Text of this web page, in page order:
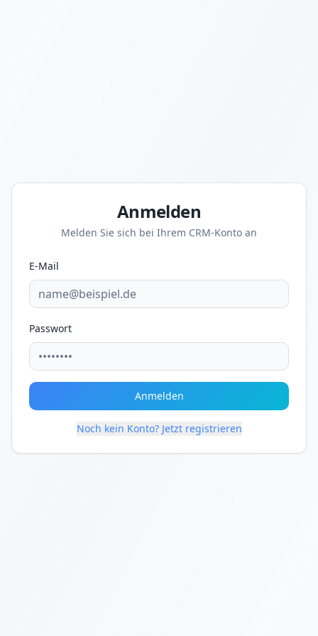
Anmelden
Melden Sie sich bei Ihrem CRM-Konto an
E-Mail
Passwort
Anmelden
Noch kein Konto? Jetzt registrieren